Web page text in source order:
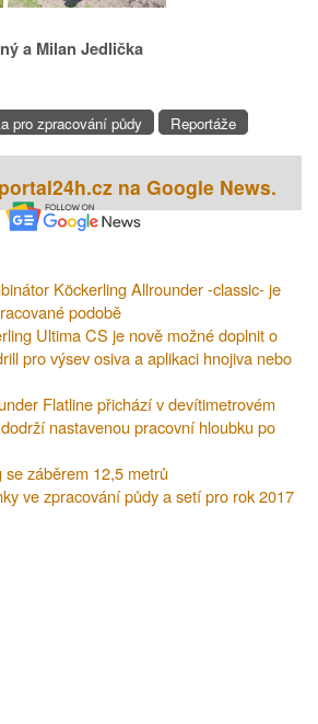
a Milan Jedlička
pro zpracování půdy Reportáže
na Google News.
Köckerling Allrounder -classic- je
podobě
Ultima CS je nově možné doplnit o
pro výsev osiva a aplikaci hnojiva nebo
Flatline přichází v devítimetrovém
nastavenou pracovní hloubku po
se záběrem 12,5 metrů
ve zpracování půdy a setí pro rok 2017